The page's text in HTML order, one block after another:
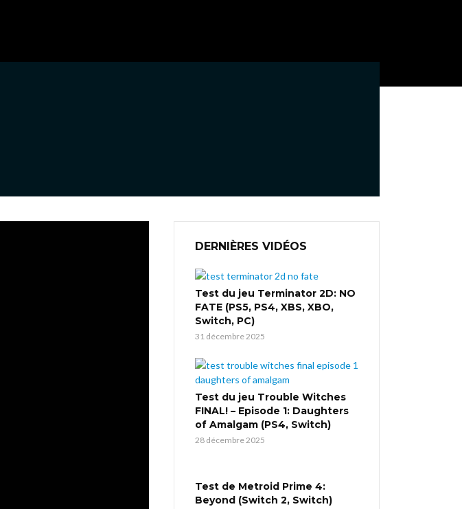
DERNIÈRES VIDÉOS
Test du jeu Terminator 2D: NO
FATE (PS5, PS4, XBS, XBO,
Switch, PC)
31 décembre 2025
Test du jeu Trouble Witches
FINAL! – Episode 1: Daughters
of Amalgam (PS4, Switch)
28 décembre 2025
Test de Metroid Prime 4:
Beyond (Switch 2, Switch)